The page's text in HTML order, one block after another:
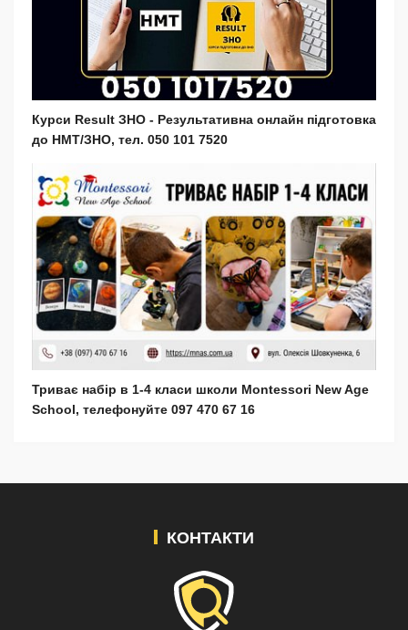
Курси Result ЗНО - Результативна онлайн підготовка
до НМТ/ЗНО, тел. 050 101 7520
Триває набір в 1-4 класи школи Montessori New Age
School, телефонуйте 097 470 67 16
КОНТАКТИ